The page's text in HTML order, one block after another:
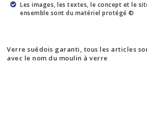
Les images, les textes, le concept et le
ensemble sont du matériel protégé ©
Verre suédois garanti, tous les articles
avec le nom du moulin à verre